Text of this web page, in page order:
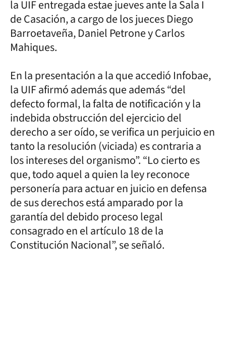
la UIF entregada estae jueves ante la Sala I
de Casación, a cargo de los jueces Diego
Barroetaveña, Daniel Petrone y Carlos
Mahiques.
En la presentación a la que accedió Infobae,
la UIF afirmó además que además “del
defecto formal, la falta de notificación y la
indebida obstrucción del ejercicio del
derecho a ser oído, se verifica un perjuicio en
tanto la resolución (viciada) es contraria a
los intereses del organismo”. “Lo cierto es
que, todo aquel a quien la ley reconoce
personería para actuar en juicio en defensa
de sus derechos está amparado por la
garantía del debido proceso legal
consagrado en el artículo 18 de la
Constitución Nacional”, se señaló.